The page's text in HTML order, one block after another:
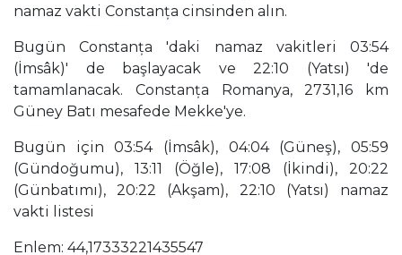
namaz vakti Constanța cinsinden alın.
Bugün Constanța 'daki namaz vakitleri 03:54
(İmsâk)' de başlayacak ve 22:10 (Yatsı) 'de
tamamlanacak. Constanța Romanya, 2731,16 km
Güney Batı mesafede Mekke'ye.
Bugün için 03:54 (İmsâk), 04:04 (Güneş), 05:59
(Gündoğumu), 13:11 (Öğle), 17:08 (İkindi), 20:22
(Günbatımı), 20:22 (Akşam), 22:10 (Yatsı) namaz
vakti listesi
Enlem: 44,17333221435547